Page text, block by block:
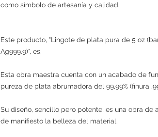
como símbolo de artesanía y calidad.
Este producto, "Lingote de plata pura de 5 oz
Ag999.9)", es,
Esta obra maestra cuenta con un acabado de
pureza de plata abrumadora del 99,99% (finura
Su diseño, sencillo pero potente, es una obra de
de manifiesto la belleza del material.